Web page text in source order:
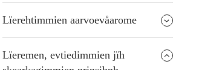
Lïerehtimmien aarvoevåarome
Lïeremen, evtiedimmien jïh